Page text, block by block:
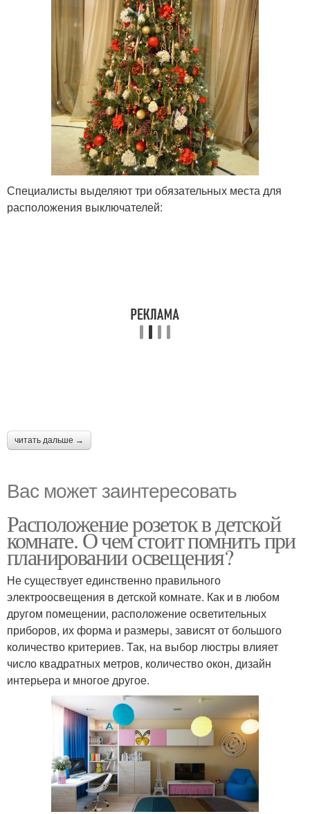
Специалисты выделяют три обязательных места для
расположения выключателей:
читать дальше →
Вас может заинтересовать
Расположение розеток в детской
комнате. О чем стоит помнить при
планировании освещения?
Не существует единственно правильного
электроосвещения в детской комнате. Как и в любом
другом помещении, расположение осветительных
приборов, их форма и размеры, зависят от большого
количество критериев. Так, на выбор люстры влияет
число квадратных метров, количество окон, дизайн
интерьера и многое другое.